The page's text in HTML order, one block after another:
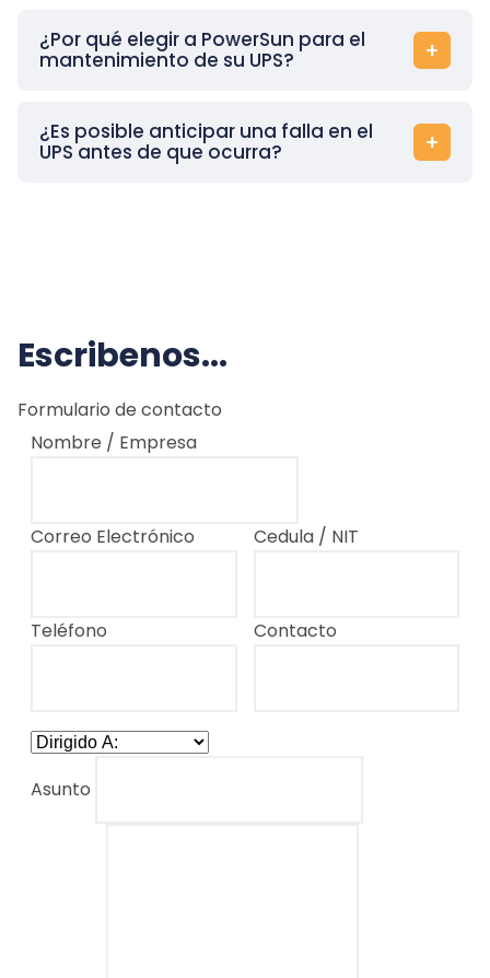
¿Por qué elegir a PowerSun para el
mantenimiento de su UPS?
¿Es posible anticipar una falla en el
UPS antes de que ocurra?
Escribenos...
Formulario de contacto
Nombre / Empresa
Correo Electrónico Cedula / NIT
Teléfono Contacto
Asunto